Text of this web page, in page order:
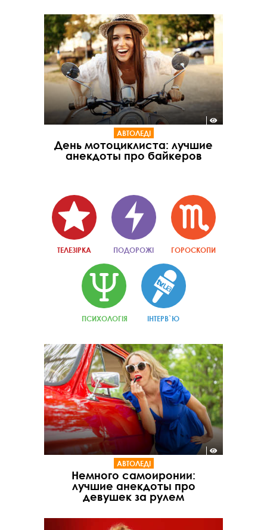
АВТОЛЕДІ
День мотоциклиста: лучшие
анекдоты про байкеров
ТЕЛЕЗІРКА ПОДОРОЖІ ГОРОСКОПИ
ПСИХОЛОГІЯ ІНТЕРВ`Ю
АВТОЛЕДІ
Немного самоиронии:
лучшие анекдоты про
девушек за рулем